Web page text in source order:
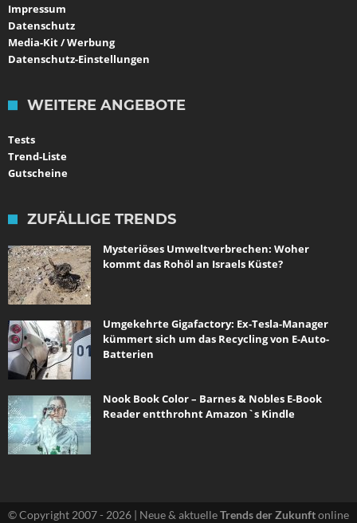
Impressum
Datenschutz
Media-Kit / Werbung
Datenschutz-Einstellungen
WEITERE ANGEBOTE
Tests
Trend-Liste
Gutscheine
ZUFÄLLIGE TRENDS
Mysteriöses Umweltverbrechen: Woher
kommt das Rohöl an Israels Küste?
Umgekehrte Gigafactory: Ex-Tesla-Manager
kümmert sich um das Recycling von E-Auto-
Batterien
Nook Book Color – Barnes & Nobles E-Book
Reader entthrohnt Amazon`s Kindle
© Copyright 2007 - 2026 | Neue & aktuelleTrends der Zukunftonline